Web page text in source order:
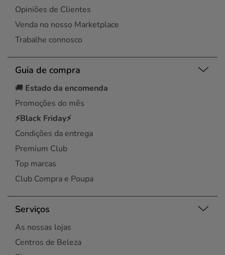
Opiniões de Clientes
Venda no nosso Marketplace
Trabalhe connosco
Guia de compra
🚚 Estado da encomenda
Promoções do mês
⚡Black Friday⚡
Condições da entrega
Premium Club
Top marcas
Club Compra e Poupa
Serviços
As nossas lojas
Centros de Beleza